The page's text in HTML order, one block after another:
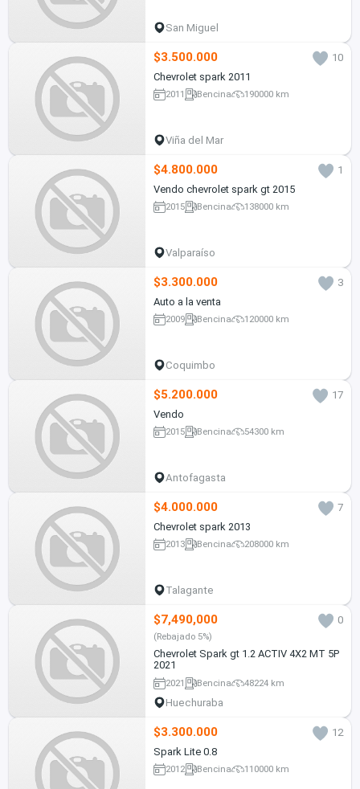
San Miguel
$3.500.000
10
Chevrolet spark 2011
2011 Bencina 190000 km
Viña del Mar
$4.800.000
1
Vendo chevrolet spark gt 2015
2015 Bencina 138000 km
Valparaíso
$3.300.000
3
Auto a la venta
2009 Bencina 120000 km
Coquimbo
$5.200.000
17
Vendo
2015 Bencina 54300 km
Antofagasta
$4.000.000
7
Chevrolet spark 2013
2013 Bencina 208000 km
Talagante
$7,490,000 0
(Rebajado 5%)
Chevrolet Spark gt 1.2 ACTIV 4X2 MT 5P
2021
2021 Bencina 48224 km
Huechuraba
$3.300.000
12
Spark Lite 0.8
2012 Bencina 110000 km